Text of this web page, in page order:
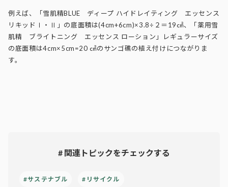
例えば、「雪肌精BLUE ディープ ハイドレイティング エッセンス
リキッドⅠ・Ⅱ」の底面積は(4cm+6cm)×3.8÷２＝19㎠、「薬用雪
肌精 ブライトニング エッセンス ローション」レギュラーサイズ
の底面積は4cm×5cm=20 ㎠のサンゴ礁の植え付けにつながりま
す。
# 関連トピックをチェックする
#サステナブル #リサイクル